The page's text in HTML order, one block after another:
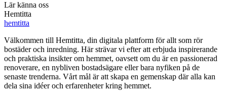
Lär känna oss
Hemtitta
hemtitta
Välkommen till Hemtitta, din digitala plattform för allt som rör
bostäder och inredning. Här strävar vi efter att erbjuda inspirerande
och praktiska insikter om hemmet, oavsett om du är en passionerad
renoverare, en nybliven bostadsägare eller bara nyfiken på de
senaste trenderna. Vårt mål är att skapa en gemenskap där alla kan
dela sina idéer och erfarenheter kring hemmet.